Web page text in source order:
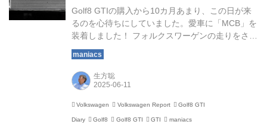
Golf8 GTIの購入から10カ月あまり、この日が来
るのを心待ちにしていました。愛車に「MCB」を
装着しました！ フォルクスワーゲンの走りをさら
なる高みへ フォルクスワーゲンオーナーであれば
ご存じの方も多いでしょう。MCB、すなわち
「Motion Control Beam」（モーションコントロ
ールビーム）」は、自動車部品メーカー大手の
リクションダンパーです。単にボディの歪みを抑
制するのではなく、その振動エネルギーを吸収す
生方聡
Volkswagen Volkswagen Report Golf8 GTI
Diary Golf8 Golf8 GTI GTI maniacs